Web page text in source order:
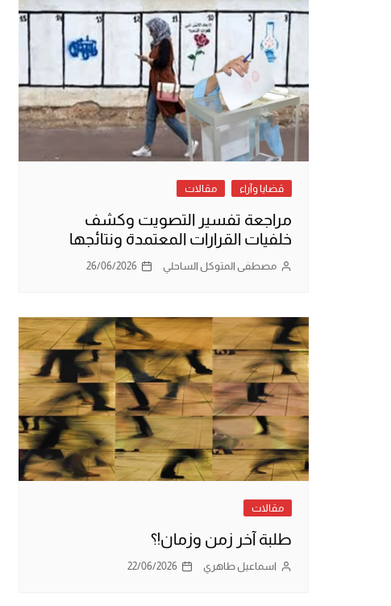
قضايا وآراء مقالات
مراجعة تفسير التصويت وكشف
خلفيات القرارات المعتمدة ونتائجها
مصطفى المتوكل الساحلي 26/06/2026
مقالات
طلبة آخر زمن وزمان!؟
اسماعيل طاهري 22/06/2026